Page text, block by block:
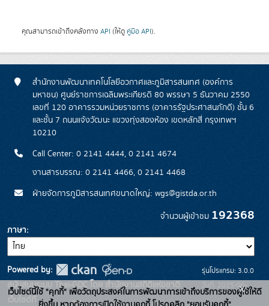
คุณสามารถเข้าถึงคลังทาง API (ให้ดู คู่มือ API).
สำนักงานพัฒนาเทคโนโลยีอวกาศและภูมิสารสนเทศ (องค์การ
มหาชน) ศูนย์ราชการเฉลิมพระเกียรติ 80 พรรษา 5 ธันวาคม 2550
เลขที่ 120 อาคารรวมหน่วยราชการ (อาคารรัฐประศาสนภักดี) ชั้น 6
และชั้น 7 ถนนแจ้งวัฒนะ แขวงทุ่งสองห้อง เขตหลักสี่ กรุงเทพฯ
10210
Call Center: 0 2141 4444, 0 2141 4674
งานสารบรรณ: 0 2141 4466, 0 2141 4468
ฝ่ายจัดการภูมิสารสนเทศขนาดใหญ่: wgs@gistda.or.th
จำนวนผู้เข้าชม 192368
ภาษา
Powered by:
สนับสนุนระบบ Thai-GDC โดย สำนักงานสถิติแห่งชาติ
เว็บไซต์ที่
รุ่นโปรแกรม: 3.0.0
วันที่: 2025-06-
26
เว็บไซต์นี้ใช้ "คุกกี้" เพื่อวัตถุประสงค์ในการพัฒนาการเข้าถึงบริการของผู้ใช้ให้ดี
x